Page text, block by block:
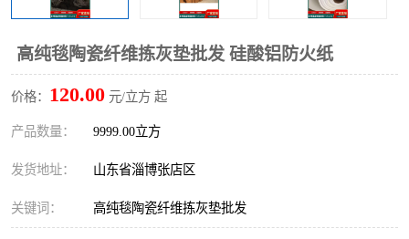
高纯毯陶瓷纤维拣灰垫批发 硅酸铝防火纸
价格： 120.00 元/立方 起
产品数量： 9999.00立方
发货地址： 山东省淄博张店区
关键词： 高纯毯陶瓷纤维拣灰垫批发